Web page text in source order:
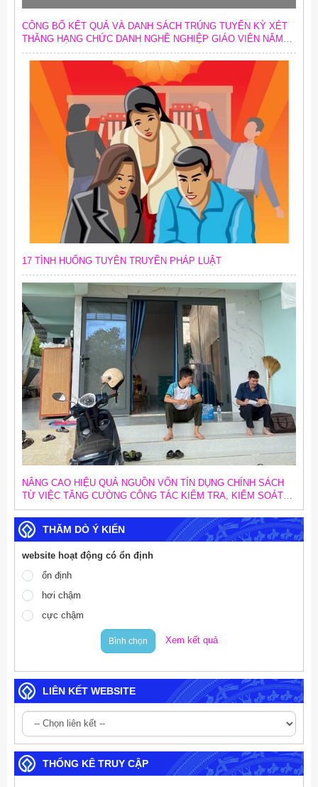
CÔNG BỐ KẾT QUẢ VÀ DANH SÁCH TRÚNG TUYỂN KỲ XÉT
THĂNG HẠNG CHỨC DANH NGHỀ NGHIỆP GIÁO VIÊN NĂM
2026
17 TÌNH HUỐNG TUYÊN TRUYỀN PHÁP LUẬT
NÂNG CAO HIỆU QUẢ NGUỒN VỐN TÍN DỤNG CHÍNH SÁCH
TỪ VIỆC TĂNG CƯỜNG CÔNG TÁC KIỂM TRA, KIỂM SOÁT
NỘI BỘ
THĂM DÒ Ý KIẾN
website hoạt động có ổn định
ổn định
hơi chậm
cực chậm
Bình chọn Xem kết quả
LIÊN KẾT WEBSITE
THỐNG KÊ TRUY CẬP